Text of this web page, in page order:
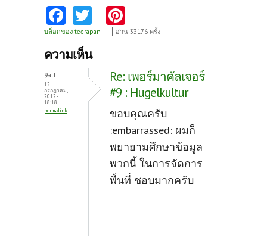
Fa
ce
b
o
k
w
itt
nt
es
t
บล็อกของ teerapan อ่าน 33176 ครั้ง
ความเห็น
9att
12
กรกฎาคม,
2012 -
18:18
permalink
Re: เพอร์มาคัลเจอร์
#9 : Hugelkultur
ขอบคุณครับ
:embarrassed: ผมก็
พยายามศึกษาข้อมูล
พวกนี้ ในการจัดการ
พื้นที่ ชอบมากครับ